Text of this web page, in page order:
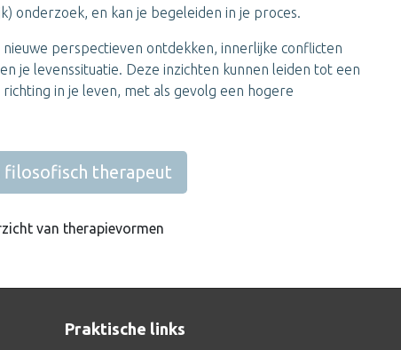
onderzoek, en kan je begeleiden in je proces.
perspectieven ontdekken, innerlijke conflicten
je levenssituatie. Deze inzichten kunnen leiden tot een
in je leven, met als gevolg een hogere
filosofisch therapeut
van therapievormen
Praktische links